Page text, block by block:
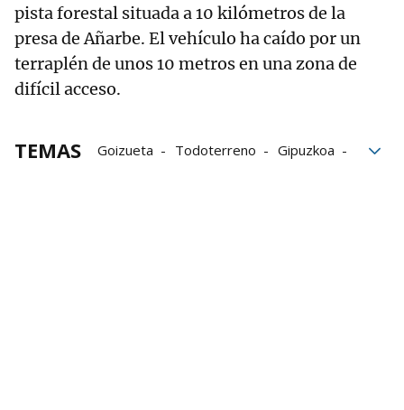
pista forestal situada a 10 kilómetros de la
presa de Añarbe. El vehículo ha caído por un
terraplén de unos 10 metros en una zona de
difícil acceso.
TEMAS Goizueta Todoterreno
Gipuzkoa